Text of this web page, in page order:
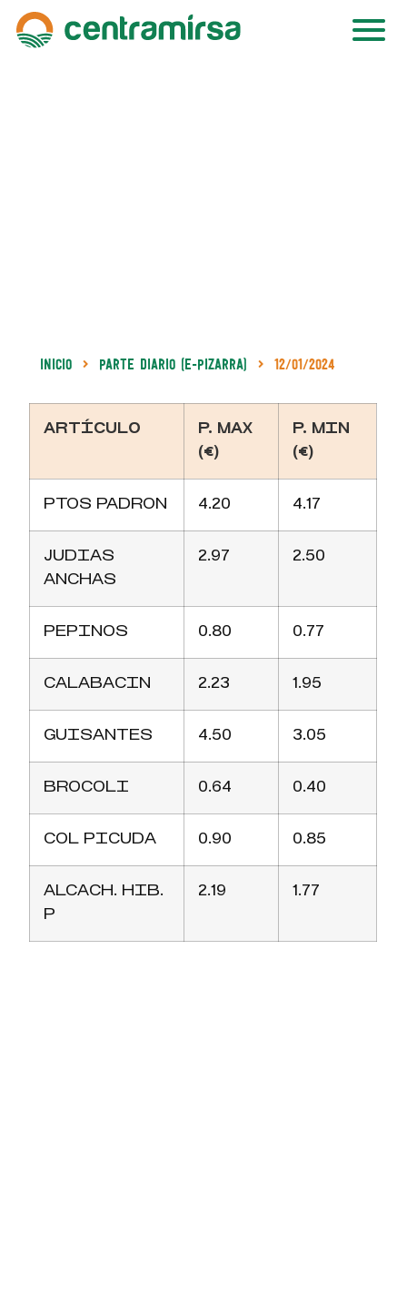
Inicio Parte Diario (e-Pizarra) 12/01/2024
ARTÍCULO
P. MAX
(€)
P. MIN
(€)
PTOS PADRON 4.20 4.17
JUDIAS
ANCHAS
2.97 2.50
PEPINOS 0.80 0.77
CALABACIN 2.23 1.95
GUISANTES 4.50 3.05
BROCOLI 0.64 0.40
COL PICUDA 0.90 0.85
ALCACH. HIB.
P
2.19 1.77